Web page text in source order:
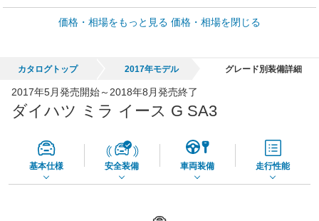
車買取価格 *
車買取相場
45,550円
*当該価格は車種別の価格となります。
価格・相場をもっと見る 価格・相場を閉じる
カタログトップ 2017年モデル グレード別装備詳細
2017年5月発売開始～2018年8月発売終了
ダイハツ ミラ イース G SA3
基本仕様 安全装備 車両装備 走行性能